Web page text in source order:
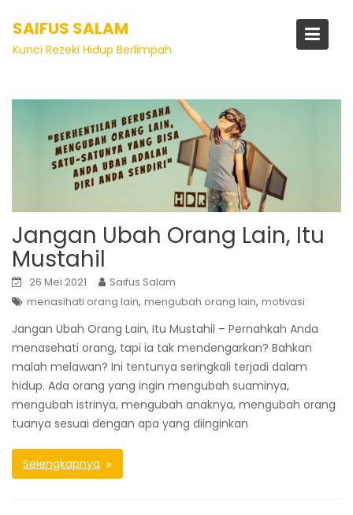
SAIFUS SALAM
Kunci Rezeki Hidup Berlimpah
Tag:mengubah orang lain
Jangan Ubah Orang Lain, Itu
Mustahil
26 Mei 2021
Saifus Salam
menasihati orang lain, mengubah orang lain, motivasi
Jangan Ubah Orang Lain, Itu Mustahil – Pernahkah Anda
menasehati orang, tapi ia tak mendengarkan? Bahkan
malah melawan? Ini tentunya seringkali terjadi dalam
hidup. Ada orang yang ingin mengubah suaminya,
mengubah istrinya, mengubah anaknya, mengubah orang
tuanya sesuai dengan apa yang diinginkan
Selengkapnya